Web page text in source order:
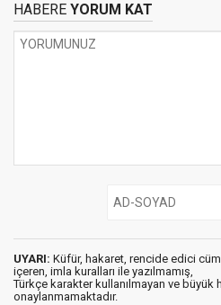
HABERE YORUM KAT
UYARI: Küfür, hakaret, rencide edici
içeren, imla kuralları ile yazılmamış,
Türkçe karakter kullanılmayan ve büyük
onaylanmamaktadır.